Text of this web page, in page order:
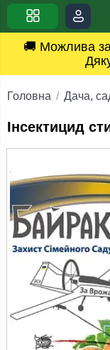
🚚 Можлива
Головна Дача,
Інсектицид